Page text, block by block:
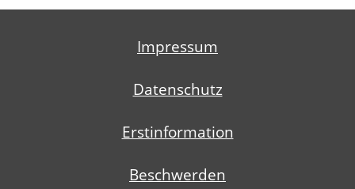
Impressum
Datenschutz
Erstinformation
Beschwerden